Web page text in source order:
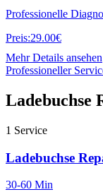
Professionelle
Preis:29.00€
Mehr Details ansehen
Professioneller
Ladebuchse
1 Service
Ladebuchse
30-60 Min